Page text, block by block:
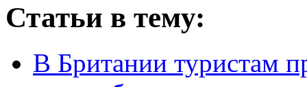
Статьи в тему:
В Британии туристам